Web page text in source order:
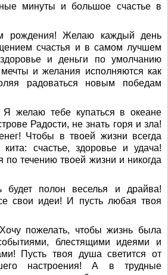
минуты и большое счастье в
рождения! Желаю каждый день
счастья и в самом лучшем
и деньги по умолчанию
и желания исполняются как
радоваться новым победам
желаю тебе купаться в океане
Радости, не знать горя и зла!
Чтобы в твоей жизни всегда
кита: счастье, здоровье и удача!
по течению твоей жизни и никогда
будет полон веселья и драйва!
свои идеи! И пусть любая твоя
пожелать, чтобы жизнь была
блестящими идеями и
Пусть твоя душа светится от
настроения! А в трудные